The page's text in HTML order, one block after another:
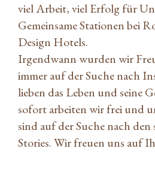
viel Arbeit, viel Erfolg für
Gemeinsame Stationen bei
Design Hotels.
Irgendwann wurden wir
immer auf der Suche nach
lieben das Leben und seine
sofort arbeiten wir frei und
sind auf der Suche nach den
Stories. Wir freuen uns auf